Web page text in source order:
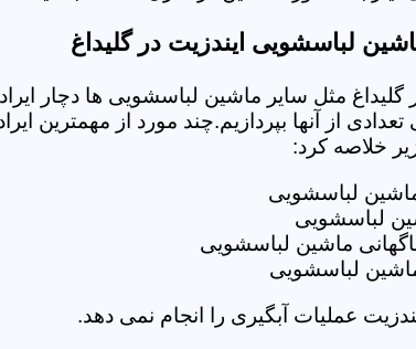
لباسشویی ایندزیت در گلیداغ
مثل سایر ماشین لباسشویی ها دچار
از آنها بپردازیم.چند مورد از مهمترین
خلاصه کرد:
لباسشویی
لباسشویی
ماشین لباسشویی
لباسشویی
عملیات آبگیری را انجام نمی دهد.